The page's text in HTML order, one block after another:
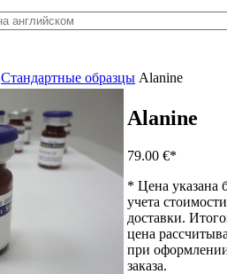
Стандартные образцы Alanine
Alanine
79.00 €*
* Цена указана
учета стоимости
доставки.
цена
при
заказа.